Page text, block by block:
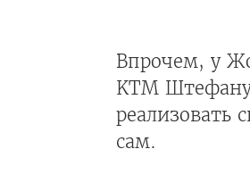
Впрочем, у
KTM
реализовать
сам.